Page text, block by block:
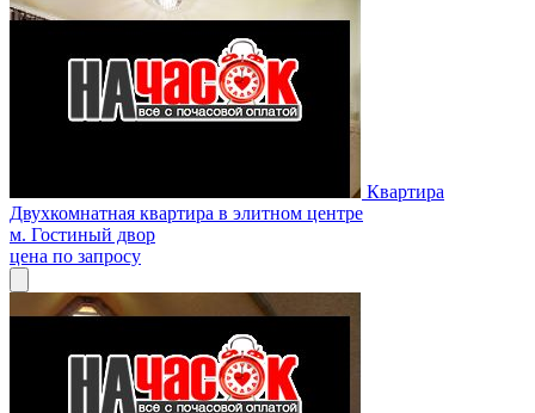
Квартира
Двухкомнатная квартира в элитном центре
м. Гостиный двор
цена по запросу